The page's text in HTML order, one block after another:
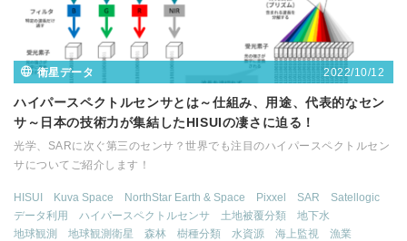
衛星データ 2022/10/12
ハイパースペクトルセンサとは～仕組み、用途、代表的なセン
サ～日本の技術力が集結したHISUIの凄さに迫る！
光学、SARに次ぐ第三のセンサ？世界でも注目のハイパースペクトルセン
サについてご紹介します！
HISUI Kuva Space NorthStar Earth & Space Pixxel SAR
Satellogic
データ利用
ハイパースペクトルセンサ 土地被覆分類
地下水
地球観測
地球観測衛星 森林 樹種分類 水資源 海上監視
漁業